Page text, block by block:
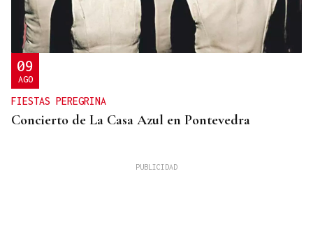
09
AGO
FIESTAS PEREGRINA
Concierto de La Casa Azul en Pontevedra